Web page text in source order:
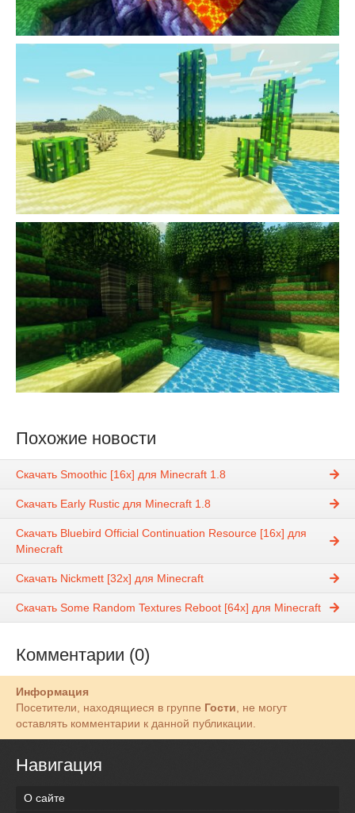
Похожие новости
Скачать Smoothic [16x] для Minecraft 1.8
Скачать Early Rustic для Minecraft 1.8
Скачать Bluebird Official Continuation Resource [16x] для
Minecraft
Скачать Nickmett [32x] для Minecraft
Скачать Some Random Textures Reboot [64x] для Minecraft
Комментарии (0)
Информация
Посетители, находящиеся в группе Гости , не могут
оставлять комментарии к данной публикации.
Навигация
О сайте